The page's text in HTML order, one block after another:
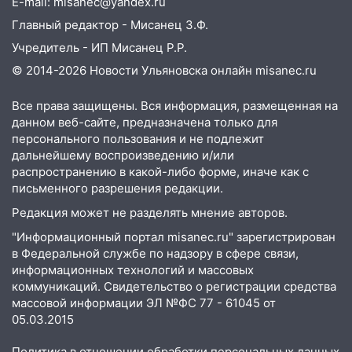
19:55
В Ульяновске упавшее дерево
заблокировало в машине двух женщин
17:15
В Ульяновской области
ремонтируют девять мостов: один уже
17:00 «Ульяновскалипсис»: последствия
урагана 8 августа
16:38 Прогноз погоды в Ульяновской
области на 9 августа
16:34
Из-за мощной непогоды в
Ульяновске отменили фестиваль «Наше
время»
16:17 Мелекесский район первым в
Ульяновской области намолотил более
100 тысяч тонн зерна
В колледжи и техникумы
Главный редактор - Мисанец З.Ф.
Учредитель - ИП Мисанец Р.Р.
© 2014-2026 Новости Ульяновска онлайн misanec.ru
Все права защищены. Вся информация, размещенная на
данном веб-сайте, предназначена только для
персонального пользования и не подлежит
дальнейшему воспроизведению и/или
распространению в какой-либо форме, иначе как с
письменного разрешения редакции.
Редакция может не разделять мнение авторов.
"Информационный портал misanec.ru" зарегистрирован
в Федеральной службе по надзору в сфере связи,
информационных технологий и массовых
коммуникаций. Свидетельство о регистрации средства
массовой информации ЭЛ №ФС 77 - 61045 от
05.03.2015